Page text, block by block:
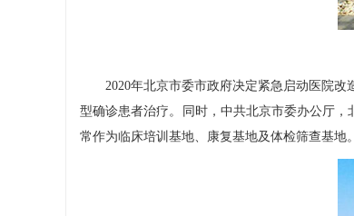
2020年北京市委市政府决定紧急启动医院改
型确诊患者治疗。同时，中共北京市委办公厅
常作为临床培训基地、康复基地及体检筛查基地。